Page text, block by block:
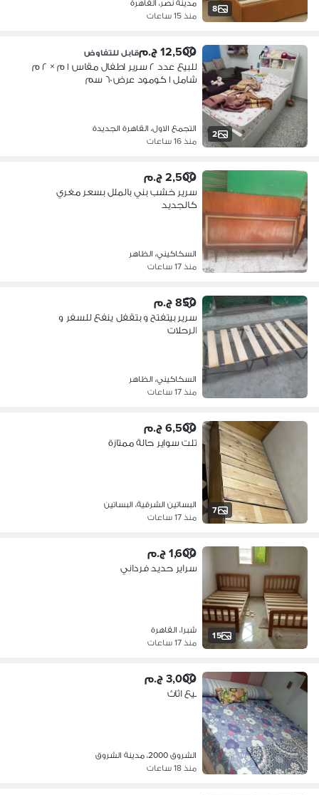
8
مدينة نصر، القاهرة
منذ 15 ساعات
2
12,500 ج.م قابل للتفاوض
للبيع عدد ٢ سرير اطفال مقاس ١ م × ٢ م
شامل ١ كومود عرض ٦٠ سم
التجمع الاول، القاهرة الجديدة
منذ 16 ساعات
2,500 ج.م
سرير خشب بني بالملل بسعر مغري
كالجديد
السكاكيني، الظاهر
منذ 17 ساعات
850 ج.م
سرير بيتفتح و بتقفل ينفع للسفر و
الرحلات
السكاكيني، الظاهر
منذ 17 ساعات
7
6,500 ج.م
تلت سواير حالة ممتازة
البساتين الشرقية، البساتين
منذ 17 ساعات
15
1,600 ج.م
سراير حديد فرداني
شبرا، القاهرة
منذ 17 ساعات
3,000 ج.م
بيع اثاث
الشروق 2000، مدينة الشروق
منذ 18 ساعات